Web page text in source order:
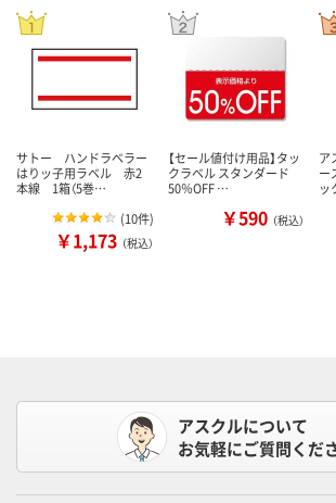
サトー ハンドラベラー
はりッ子用ラベル 赤2
本線 1箱（5巻…
(10件)
￥1,173 （税込）
【セール値付け用品】タッ
クラベル スタンダード
50％OFF …
￥590 （税込）
ア
ー
アスクルについて
お気軽にご質問くだ